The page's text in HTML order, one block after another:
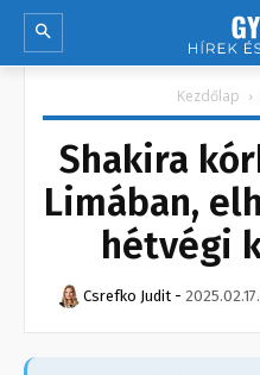
Kezdőlap
Shakira
Limában,
hétvégi
Csrefko Judit - 2025.02.17.